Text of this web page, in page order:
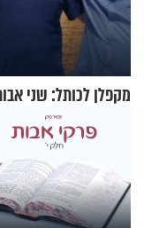
מקפלן לכותל: שני